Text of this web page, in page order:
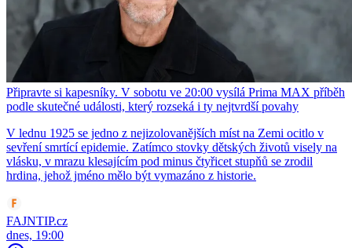
Připravte si kapesníky. V sobotu ve 20:00 vysílá Prima MAX příběh
podle skutečné události, který rozseká i ty nejtvrdší povahy
V lednu 1925 se jedno z nejizolovanějších míst na Zemi ocitlo v
sevření smrtící epidemie. Zatímco stovky dětských životů visely na
vlásku, v mrazu klesajícím pod minus čtyřicet stupňů se zrodil
hrdina, jehož jméno mělo být vymazáno z historie.
FAJNTIP.cz
dnes, 19:00